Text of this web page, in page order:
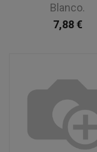
Blanco.
7,88€